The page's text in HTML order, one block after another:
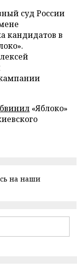
суд России
кандидатов в
«Яблоко»
на наши